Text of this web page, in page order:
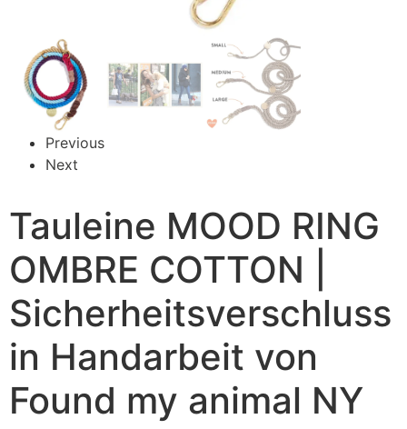
Previous
Next
Tauleine MOOD RING
OMBRE COTTON |
Sicherheitsverschluss
in Handarbeit von
Found my animal NY